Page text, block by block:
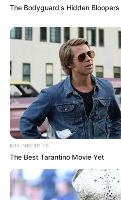
The Bodyguard's Hidden Bloopers
BRAINBERRIES
The Best Tarantino Movie Yet